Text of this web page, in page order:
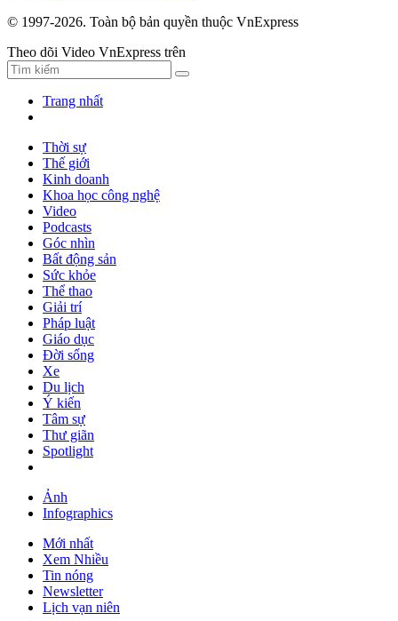
© 1997-2026. Toàn bộ bản quyền thuộc VnExpress
Theo dõi Video VnExpress trên
Trang nhất
Thời sự
Thế giới
Kinh doanh
Khoa học công nghệ
Video
Podcasts
Góc nhìn
Bất động sản
Sức khỏe
Thể thao
Giải trí
Pháp luật
Giáo dục
Đời sống
Xe
Du lịch
Ý kiến
Tâm sự
Thư giãn
Spotlight
Ảnh
Infographics
Mới nhất
Xem Nhiều
Tin nóng
Newsletter
Lịch vạn niên